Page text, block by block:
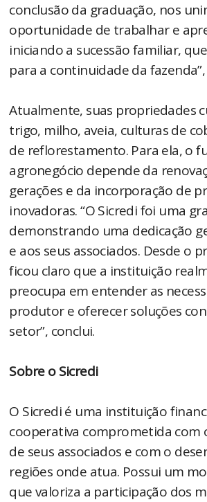
conclusão da graduação, nos
oportunidade de trabalhar e
iniciando a sucessão familiar,
para a continuidade da
Atualmente, suas propriedades
trigo, milho, aveia, culturas de
de reflorestamento. Para ela, o
agronegócio depende da
gerações e da incorporação de
inovadoras. “O Sicredi foi uma
demonstrando uma dedicação
e aos seus associados. Desde o
ficou claro que a instituição
preocupa em entender as
produtor e oferecer soluções
setor”, conclui.
Sobre o Sicredi
O Sicredi é uma instituição
cooperativa comprometida com
de seus associados e com o
regiões onde atua. Possui um
que valoriza a participação dos